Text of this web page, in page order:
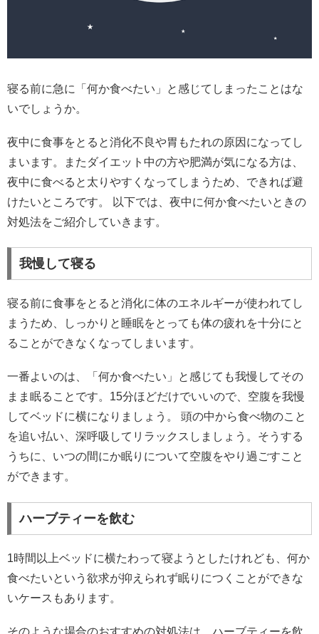
寝る前に急に「何か食べたい」と感じてしまったことはな
いでしょうか。
夜中に食事をとると消化不良や胃もたれの原因になってし
まいます。またダイエット中の方や肥満が気になる方は、
夜中に食べると太りやすくなってしまうため、できれば避
けたいところです。 以下では、夜中に何か食べたいときの
対処法をご紹介していきます。
我慢して寝る
寝る前に食事をとると消化に体のエネルギーが使われてし
まうため、しっかりと睡眠をとっても体の疲れを十分にと
ることができなくなってしまいます。
一番よいのは、「何か食べたい」と感じても我慢してその
まま眠ることです。15分ほどだけでいいので、空腹を我慢
してベッドに横になりましょう。 頭の中から食べ物のこと
を追い払い、深呼吸してリラックスしましょう。そうする
うちに、いつの間にか眠りについて空腹をやり過ごすこと
ができます。
ハーブティーを飲む
1時間以上ベッドに横たわって寝ようとしたけれども、何か
食べたいという欲求が抑えられず眠りにつくことができな
いケースもあります。
そのような場合のおすすめの対処法は、ハーブティーを飲